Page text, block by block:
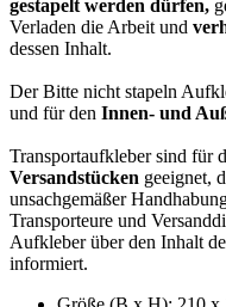
gestapelt werden dürfen,
Verladen die Arbeit und
dessen Inhalt.
Der Bitte nicht stapeln
und für den Innen- und
Transportaufkleber sind für
Versandstücken geeignet,
unsachgemäßer
Transporteure und
Aufkleber über den Inhalt
informiert.